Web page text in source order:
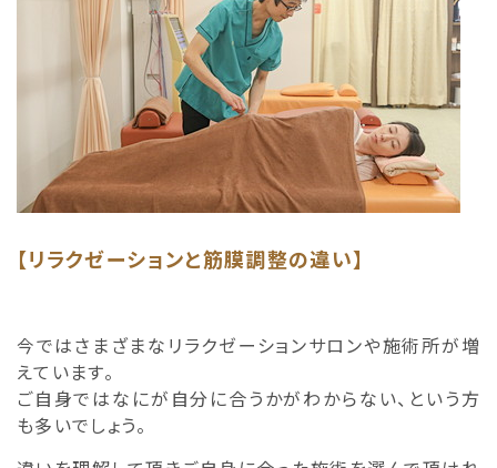
【リラクゼーションと筋膜調整の違い】
今ではさまざまなリラクゼーションサロンや施術所が増
えています。
ご自身ではなにが自分に合うかがわからない、という方
も多いでしょう。